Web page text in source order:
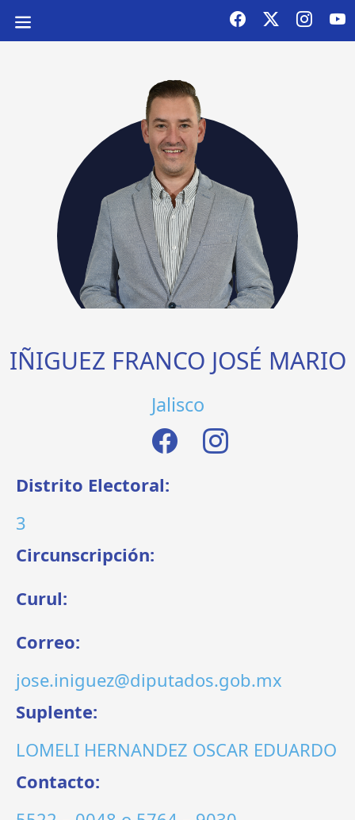
IÑIGUEZ FRANCO JOSÉ MARIO
Jalisco
Distrito Electoral:
3
Circunscripción:
Curul:
Correo:
jose.iniguez@diputados.gob.mx
Suplente:
LOMELI HERNANDEZ OSCAR EDUARDO
Contacto: